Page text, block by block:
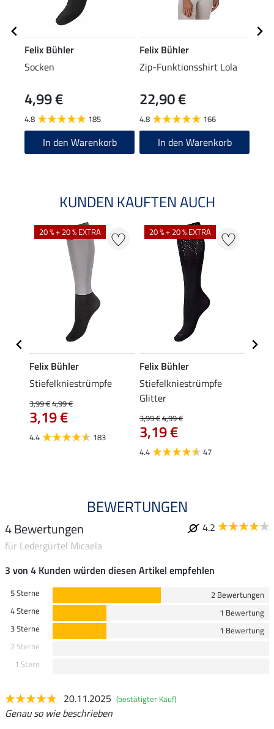
Felix Bühler
Socken
4,99 €
4.8 185
In den Warenkorb
Felix Bühler
Zip-Funktionsshirt Lola
22,90 €
4.8 166
In den Warenkorb
KUNDEN KAUFTEN AUCH
20 % + 20 % EXTRA
Felix Bühler
Stiefelkniestrümpfe
3,99 €4,99 €
3,19 €
4.4 183
20 % + 20 % EXTRA
Felix Bühler
Stiefelkniestrümpfe
Glitter
3,99 €4,99 €
3,19 €
4.4 47
BEWERTUNGEN
4 Bewertungen
4.2
für Ledergürtel Micaela
3 von 4 Kunden würden diesen Artikel empfehlen
5 Sterne
2 Bewertungen
4 Sterne
1 Bewertung
3 Sterne
1 Bewertung
2 Sterne
1 Stern
20.11.2025 (bestätigter Kauf)
Genau so wie beschrieben